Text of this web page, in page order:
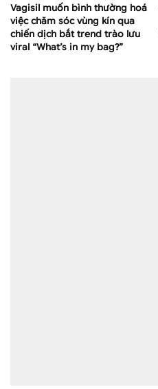
Vagisil muốn bình thường hoá
việc chăm sóc vùng kín qua
chiến dịch bắt trend trào lưu
viral “What’s in my bag?”